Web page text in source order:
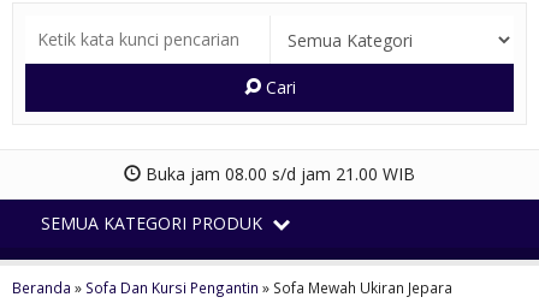
Cari
Buka jam 08.00 s/d jam 21.00 WIB
SEMUA KATEGORI PRODUK
Beranda » Sofa Dan Kursi Pengantin » Sofa Mewah Ukiran Jepara